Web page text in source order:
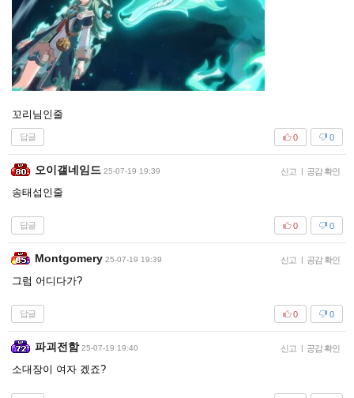
꼬리님인줄
답글 0
0
오이갤네임드 25-07-19 19:39 신고 공감 확인
송태섭인줄
답글 0
0
Montgomery 25-07-19 19:39 신고 공감 확인
그럼 어디다가?
답글 0
0
파괴전함 25-07-19 19:40 신고 공감 확인
소대장이 여자 겠죠?